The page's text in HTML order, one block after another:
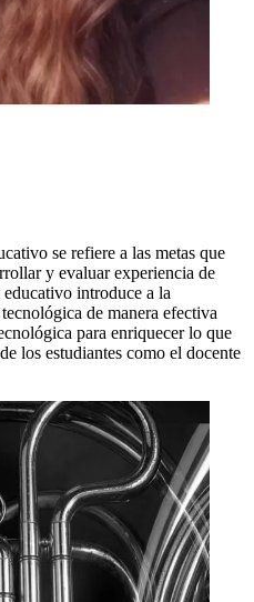
se refiere a las metas que
y evaluar experiencia de
introduce a la
de manera efectiva
para enriquecer lo que
los estudiantes como el docente